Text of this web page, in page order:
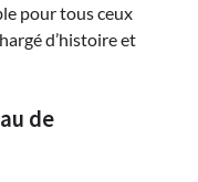
pour tous ceux
d’histoire et
de